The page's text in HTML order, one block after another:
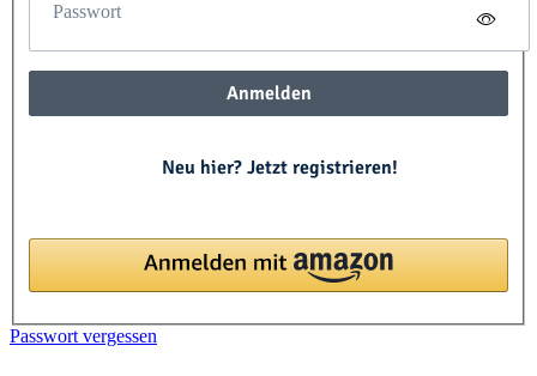
Passwort
Anmelden
Neu hier? Jetzt registrieren!
Passwort vergessen